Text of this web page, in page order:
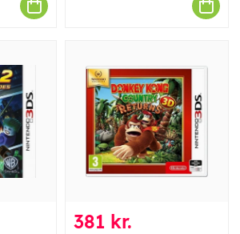
381 kr.